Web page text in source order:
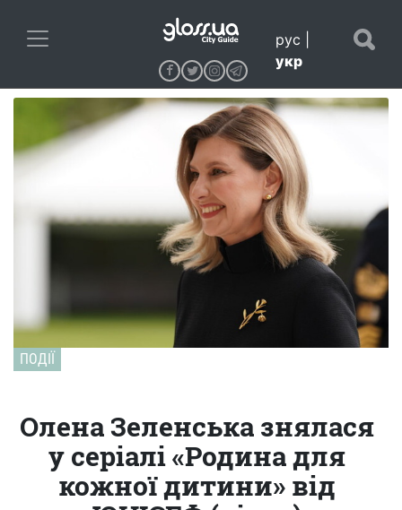
рус
укр
ПОДІЇ
Олена Зеленська знялася
у серіалі «Родина для
кожної дитини» від